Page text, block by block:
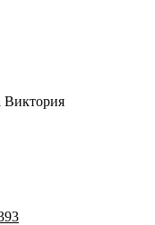
Виктория